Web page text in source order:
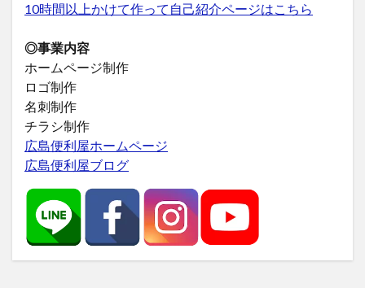
10時間以上かけて作って自己紹介ページはこちら
◎事業内容
ホームページ制作
ロゴ制作
名刺制作
チラシ制作
広島便利屋ホームページ
広島便利屋ブログ